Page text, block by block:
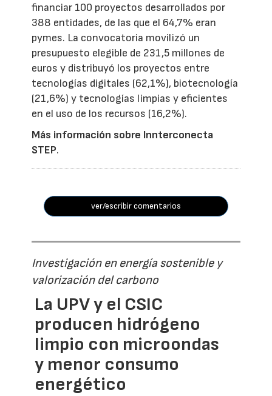
financiar 100 proyectos desarrollados por
388 entidades, de las que el 64,7% eran
pymes. La convocatoria movilizó un
presupuesto elegible de 231,5 millones de
euros y distribuyó los proyectos entre
tecnologías digitales (62,1%), biotecnología
(21,6%) y tecnologías limpias y eficientes
en el uso de los recursos (16,2%).
Más información sobre Innterconecta
STEP.
ver/escribir comentarios
Investigación en energía sostenible y
valorización del carbono
La UPV y el CSIC
producen hidrógeno
limpio con microondas
y menor consumo
energético